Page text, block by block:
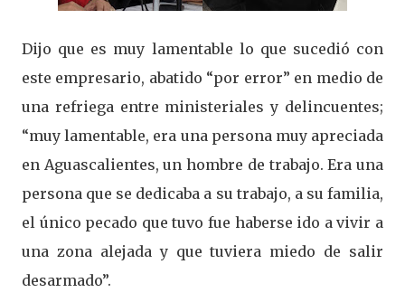
Dijo que es muy lamentable lo que sucedió con
este empresario, abatido “por error” en medio de
una refriega entre ministeriales y delincuentes;
“muy lamentable, era una persona muy apreciada
en Aguascalientes, un hombre de trabajo. Era una
persona que se dedicaba a su trabajo, a su familia,
el único pecado que tuvo fue haberse ido a vivir a
una zona alejada y que tuviera miedo de salir
desarmado”.